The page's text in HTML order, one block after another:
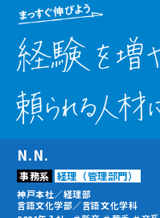
N.N.
事務系 経理（管理部門）
神戸本社／経理部
言語文化学部／言語文化学科